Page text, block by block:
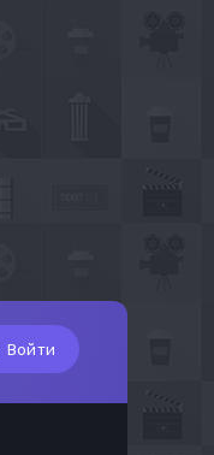
Войти